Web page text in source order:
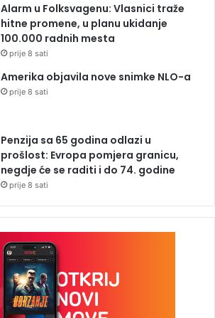
Alarm u Folksvagenu: Vlasnici traže
hitne promene, u planu ukidanje
100.000 radnih mesta
prije 8 sati
Amerika objavila nove snimke NLO-a
prije 8 sati
Penzija sa 65 godina odlazi u
prošlost: Evropa pomjera granicu,
negdje će se raditi i do 74. godine
prije 8 sati